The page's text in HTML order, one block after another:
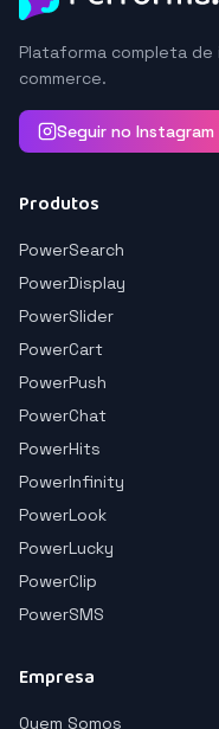
Plataforma completa
commerce.
Seguir no Instagram
Produtos
PowerSearch
PowerDisplay
PowerSlider
PowerCart
PowerPush
PowerChat
PowerHits
PowerInfinity
PowerLook
PowerLucky
PowerClip
PowerSMS
Empresa
Quem Somos